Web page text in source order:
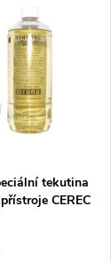
tekutina
CEREC